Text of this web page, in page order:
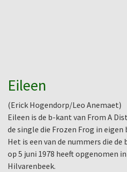
Eileen
(Erick Hogendorp/Leo Anemaet)
Eileen is de b-kant van From A
de single die Frozen Frog in
Het is een van de nummers die de
op 5 juni 1978 heeft opgenomen in
Hilvarenbeek.